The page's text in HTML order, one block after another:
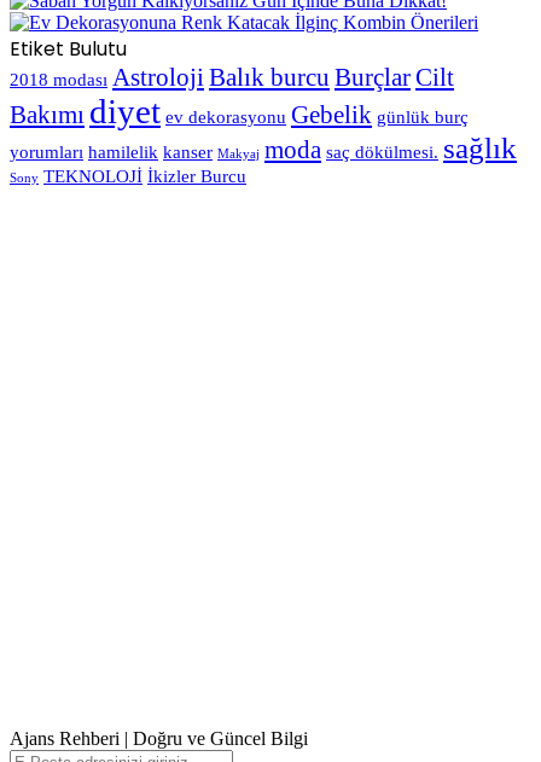
Etiket Bulutu
2018 modası Astroloji Balık burcu BurçlarCilt
Bakımı diyet ev dekorasyonu Gebelik günlük burç
yorumları hamilelik kanser Makyaj moda saç dökülmesi. sağlık
Sony TEKNOLOJİ İkizler Burcu
Ajans Rehberi | Doğru ve Güncel Bilgi